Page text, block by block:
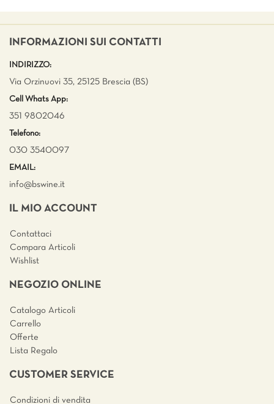
INFORMAZIONI SUI CONTATTI
INDIRIZZO:
Via Orzinuovi 35, 25125 Brescia (BS)
Cell Whats App:
351 9802046
Telefono:
030 3540097
EMAIL:
info@bswine.it
IL MIO ACCOUNT
Contattaci
Compara Articoli
Wishlist
NEGOZIO ONLINE
Catalogo Articoli
Carrello
Offerte
Lista Regalo
CUSTOMER SERVICE
Condizioni di vendita